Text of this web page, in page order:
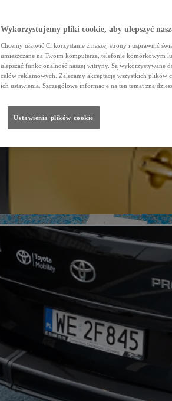
Wykorzystujemy pliki cookie, aby ulepszyć
Chcemy ułatwić Ci korzystanie z naszej strony i usprawnić
umieszczane na Twoim komputerze, telefonie komórkowym
ulepszać funkcjonalność naszej witryny. Są wykorzystywane
celów reklamowych. Zalecamy akceptację wszystkich plików
ich ustawienia. Szczegółowe informacje na ten temat
Ustawienia plików cookie